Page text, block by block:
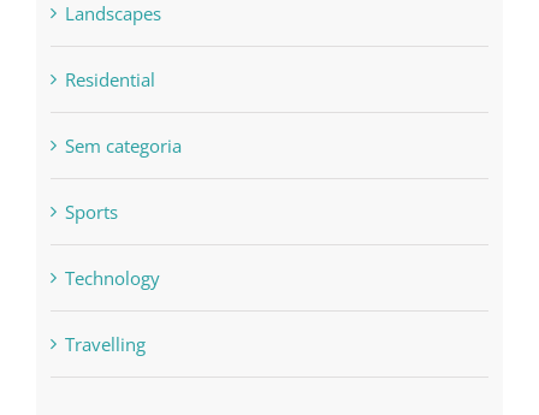
Landscapes
Residential
Sem categoria
Sports
Technology
Travelling